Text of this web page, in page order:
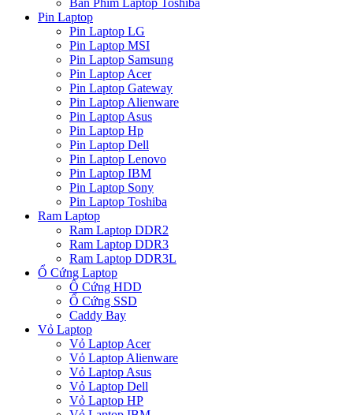
Bàn Phím Laptop Toshiba
Pin Laptop
Pin Laptop LG
Pin Laptop MSI
Pin Laptop Samsung
Pin Laptop Acer
Pin Laptop Gateway
Pin Laptop Alienware
Pin Laptop Asus
Pin Laptop Hp
Pin Laptop Dell
Pin Laptop Lenovo
Pin Laptop IBM
Pin Laptop Sony
Pin Laptop Toshiba
Ram Laptop
Ram Laptop DDR2
Ram Laptop DDR3
Ram Laptop DDR3L
Ổ Cứng Laptop
Ổ Cứng HDD
Ổ Cứng SSD
Caddy Bay
Vỏ Laptop
Vỏ Laptop Acer
Vỏ Laptop Alienware
Vỏ Laptop Asus
Vỏ Laptop Dell
Vỏ Laptop HP